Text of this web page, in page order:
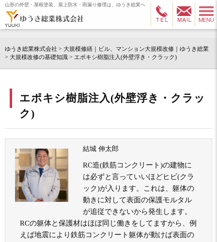
山形の外壁・屋根塗装、屋上防水・雨漏り修理は、ゆうき総業へ
ゆうき総業株式会社 > 大規模修繕｜ビル、マンション大規模改修｜ゆうき総業
> 大規模改修の基礎知識 > エポキシ樹脂注入(外壁浮き・クラック)
エポキシ樹脂注入(外壁浮き・クラッ
ク)
結城 伸太郎
RC造(鉄筋コンクリート)の建物に
は必ずと言っていいほどヒビ(クラ
ック)が入ります。これは、躯体の
動きに対して表面の保護モルタル
が追従できないから発生します。
RCの躯体と保護材はほぼ同じ働きをしてますから、例
えば地震により鉄筋コンクリート躯体が動けば表面の